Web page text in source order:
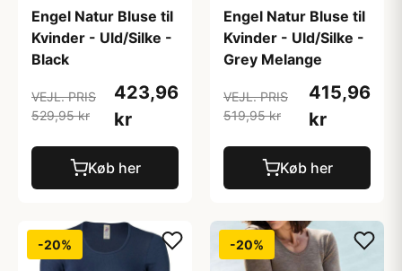
Engel Natur Bluse til
Kvinder - Uld/Silke -
Black
VEJL. PRIS
529,95 kr
423,96
kr
Køb her
Engel Natur Bluse til
Kvinder - Uld/Silke -
Grey Melange
VEJL. PRIS
519,95 kr
415,96
kr
Køb her
-20% -20%